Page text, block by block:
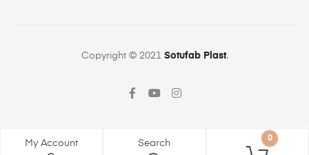
Copyright © 2021 Sotufab Plast.
My Account Search 0